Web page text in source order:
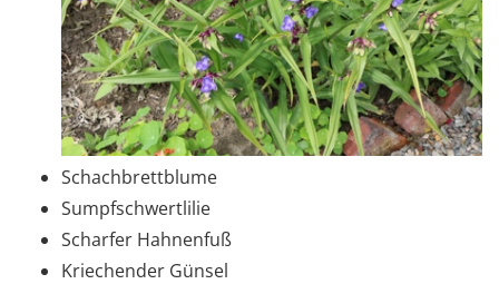
Schachbrettblume
Sumpfschwertlilie
Scharfer Hahnenfuß
Kriechender Günsel